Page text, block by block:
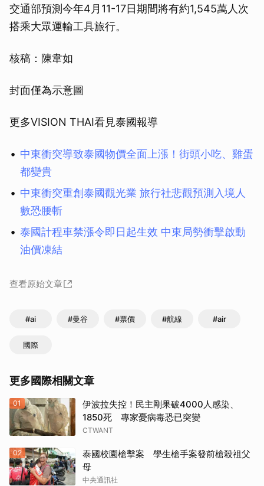
交通部預測今年4月11-17日期間將有約1,545萬人次
搭乘大眾運輸工具旅行。
核稿：陳韋如
封面僅為示意圖
更多VISION THAI看見泰國報導
中東衝突導致泰國物價全面上漲！街頭小吃、雞蛋
都變貴
中東衝突重創泰國觀光業 旅行社悲觀預測入境人
數恐腰斬
泰國計程車禁漲令即日起生效 中東局勢衝擊啟動
油價凍結
查看原始文章
#ai #曼谷 #票價 #航線 #air
國際
更多國際相關文章
01
伊波拉失控！民主剛果破4000人感染、
1850死 專家憂病毒恐已突變
CTWANT
02
泰國校園槍擊案 學生槍手案發前槍殺祖父
母
中央通訊社